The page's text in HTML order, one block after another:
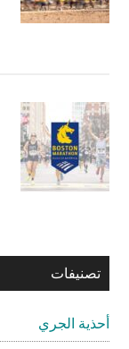
تصنيفات
أحذية الجري